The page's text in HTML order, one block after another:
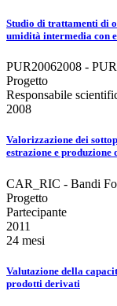
Studio di trattamenti di
umidità intermedia con
PUR20062008 -
Progetto
Responsabile
2008
Valorizzazione dei
estrazione e
CAR_RIC - Bandi
Progetto
Partecipante
2011
24 mesi
Valutazione della
prodotti derivati